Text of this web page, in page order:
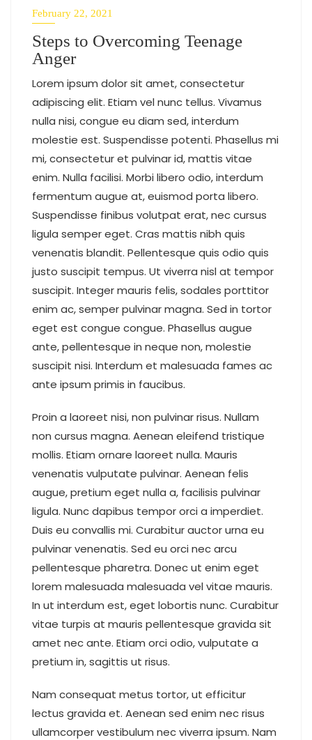
February 22, 2021
Steps to Overcoming Teenage
Anger
Lorem ipsum dolor sit amet, consectetur
adipiscing elit. Etiam vel nunc tellus. Vivamus
nulla nisi, congue eu diam sed, interdum
molestie est. Suspendisse potenti. Phasellus mi
mi, consectetur et pulvinar id, mattis vitae
enim. Nulla facilisi. Morbi libero odio, interdum
fermentum augue at, euismod porta libero.
Suspendisse finibus volutpat erat, nec cursus
ligula semper eget. Cras mattis nibh quis
venenatis blandit. Pellentesque quis odio quis
justo suscipit tempus. Ut viverra nisl at tempor
suscipit. Integer mauris felis, sodales porttitor
enim ac, semper pulvinar magna. Sed in tortor
eget est congue congue. Phasellus augue
ante, pellentesque in neque non, molestie
suscipit nisi. Interdum et malesuada fames ac
ante ipsum primis in faucibus.
Proin a laoreet nisi, non pulvinar risus. Nullam
non cursus magna. Aenean eleifend tristique
mollis. Etiam ornare laoreet nulla. Mauris
venenatis vulputate pulvinar. Aenean felis
augue, pretium eget nulla a, facilisis pulvinar
ligula. Nunc dapibus tempor orci a imperdiet.
Duis eu convallis mi. Curabitur auctor urna eu
pulvinar venenatis. Sed eu orci nec arcu
pellentesque pharetra. Donec ut enim eget
lorem malesuada malesuada vel vitae mauris.
In ut interdum est, eget lobortis nunc. Curabitur
vitae turpis at mauris pellentesque gravida sit
amet nec ante. Etiam orci odio, vulputate a
pretium in, sagittis ut risus.
Nam consequat metus tortor, ut efficitur
lectus gravida et. Aenean sed enim nec risus
ullamcorper vestibulum nec viverra ipsum. Nam